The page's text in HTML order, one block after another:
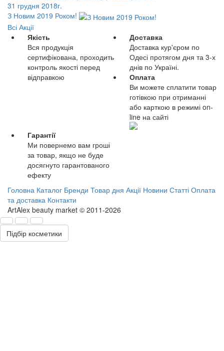
31 грудня 2018г.
З Новим 2019 Роком!
Всі Акції
Якість
Вся продукція
сертифікована, проходить
контроль якості перед
відправкою
Доставка
Доставка кур'єром по
Одесі протягом дня та 3-х
днів по Україні.
Оплата
Ви можете сплатити товар
готівкою при отриманні
або карткою в режимі on-
line на сайті
Гарантії
Ми повернемо вам гроші
за товар, якщо не буде
досягнуто гарантованого
ефекту
Головна Каталог Бренди Товар дня Акції Новини Статті Оплата
та доставка Контакти
ArtAlex beauty market © 2011-2026
Підбір косметики